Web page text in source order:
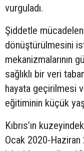
vurguladı.
Şiddetle
dönüştürülmesini
mekanizmalarının
sağlıklı bir veri
hayata geçirilmesi
eğitiminin küçük
Kıbrıs’ın
Ocak 2020-